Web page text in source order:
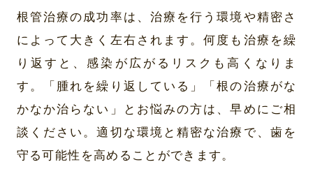
根管治療の成功率は、治療を行う環境や精密さ
によって大きく左右されます。何度も治療を繰
り返すと、感染が広がるリスクも高くなりま
す。「腫れを繰り返している」「根の治療がな
かなか治らない」とお悩みの方は、早めにご相
談ください。適切な環境と精密な治療で、歯を
守る可能性を高めることができます。